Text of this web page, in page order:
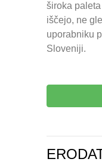
široka
iščejo, ne
uporabniku
Sloveniji.